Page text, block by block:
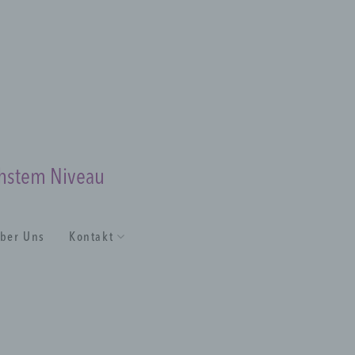
Niveau
Uns Kontakt